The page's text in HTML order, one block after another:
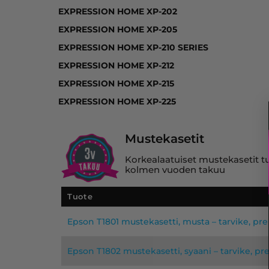
EXPRESSION HOME XP-202
EXPRESSION HOME XP-205
EXPRESSION HOME XP-210 SERIES
EXPRESSION HOME XP-212
EXPRESSION HOME XP-215
EXPRESSION HOME XP-225
Mustekasetit
Korkealaatuiset mustekasetit
kolmen vuoden takuu
Tuote
Epson T1801 mustekasetti, musta – tarvike,
Epson T1802 mustekasetti, syaani – tarvike,